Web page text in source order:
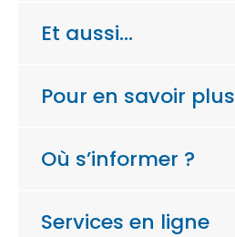
Et aussi…
Pour en savoir plus
Où s’informer ?
Services en ligne